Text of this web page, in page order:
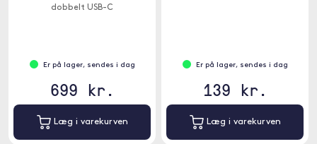
dobbelt USB-C
strømdeling.
Er på lager, sendes i dag
699 kr.
Læg i varekurven
Er på lager, sendes i dag
139 kr.
Læg i varekurven